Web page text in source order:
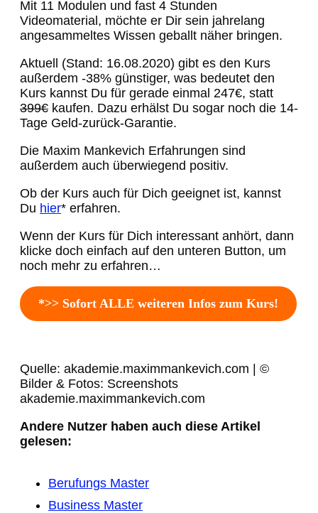
Mit 11 Modulen und fast 4 Stunden
Videomaterial, möchte er Dir sein jahrelang
angesammeltes Wissen geballt näher bringen.
Aktuell (Stand: 16.08.2020) gibt es den Kurs
außerdem -38% günstiger, was bedeutet den
Kurs kannst Du für gerade einmal 247€, statt
399€ kaufen. Dazu erhälst Du sogar noch die 14-
Tage Geld-zurück-Garantie.
Die Maxim Mankevich Erfahrungen sind
außerdem auch überwiegend positiv.
Ob der Kurs auch für Dich geeignet ist, kannst
Du hier* erfahren.
Wenn der Kurs für Dich interessant anhört, dann
klicke doch einfach auf den unteren Button, um
noch mehr zu erfahren…
*>> Sofort ALLE weiteren Infos zum Kurs!
Quelle: akademie.maximmankevich.com | ©
Bilder & Fotos: Screenshots
akademie.maximmankevich.com
Andere Nutzer haben auch diese Artikel
gelesen:
Berufungs Master
Business Master